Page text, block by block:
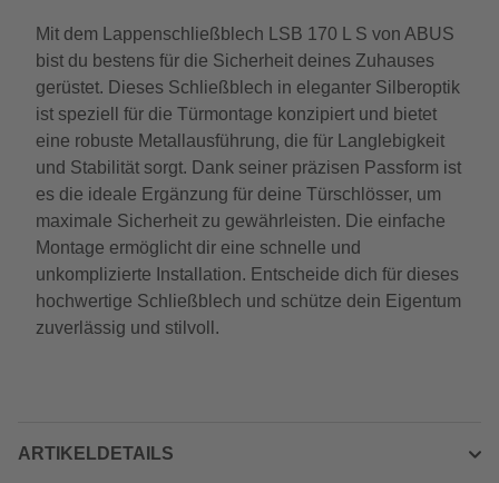
Mit dem Lappenschließblech LSB 170 L S von ABUS
bist du bestens für die Sicherheit deines Zuhauses
gerüstet. Dieses Schließblech in eleganter Silberoptik
ist speziell für die Türmontage konzipiert und bietet
eine robuste Metallausführung, die für Langlebigkeit
und Stabilität sorgt. Dank seiner präzisen Passform ist
es die ideale Ergänzung für deine Türschlösser, um
maximale Sicherheit zu gewährleisten. Die einfache
Montage ermöglicht dir eine schnelle und
unkomplizierte Installation. Entscheide dich für dieses
hochwertige Schließblech und schütze dein Eigentum
zuverlässig und stilvoll.
ARTIKELDETAILS